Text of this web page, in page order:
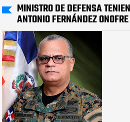
MINISTRO DE DEFENSA
ANTONIO FERNÁNDEZ